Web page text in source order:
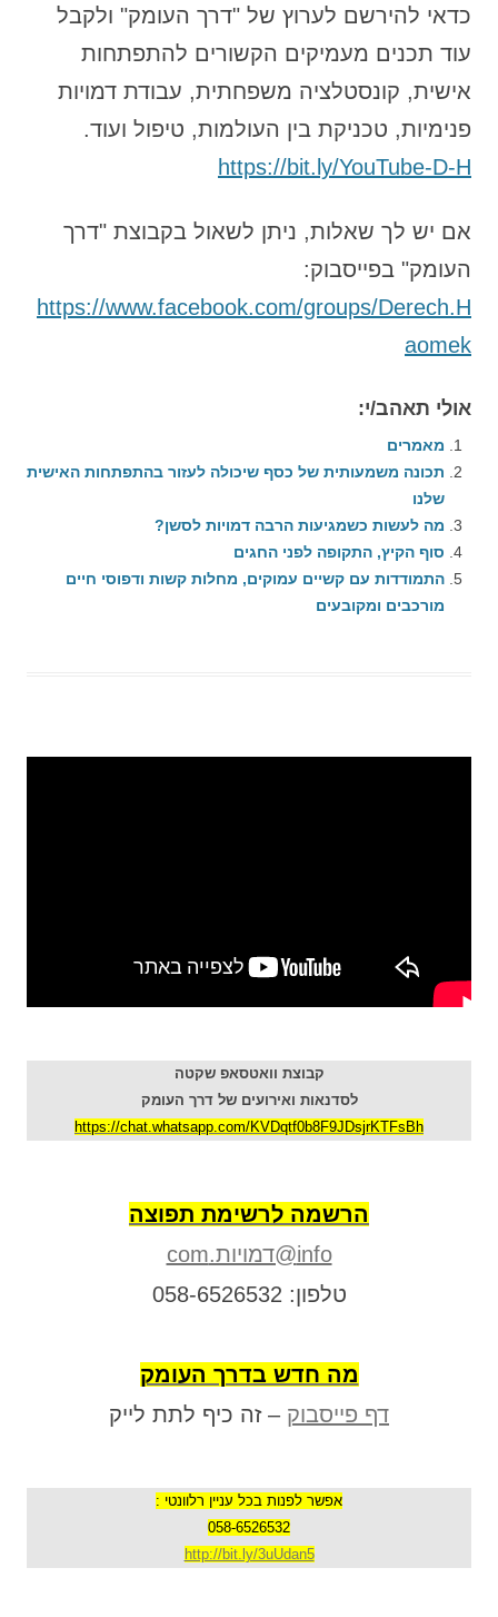
כדאי להירשם לערוץ של "דרך העומק" ולקבל
עוד תכנים מעמיקים הקשורים להתפתחות
אישית, קונסטלציה משפחתית, עבודת דמויות
פנימיות, טכניקת בין העולמות, טיפול ועוד.
https://bit.ly/YouTube-D-H
אם יש לך שאלות, ניתן לשאול בקבוצת "דרך
העומק" בפייסבוק:
https://www.facebook.com/groups/Derech.H
aomek
אולי תאהב/י:
מאמרים
תכונה משמעותית של כסף שיכולה לעזור בהתפתחות האישית
שלנו
מה לעשות כשמגיעות הרבה דמויות לסשן?
סוף הקיץ, התקופה לפני החגים
התמודדות עם קשיים עמוקים, מחלות קשות ודפוסי חיים
מורכבים ומקובעים
קבוצת וואטסאפ שקטה
לסדנאות ואירועים של דרך העומק
https://chat.whatsapp.com/KVDqtf0b8F9JDsjrKTFsBh
הרשמה לרשימת תפוצה
info@דמויות.com
טלפון: 058-6526532
מה חדש בדרך העומק
דף פייסבוק – זה כיף לתת לייק
אפשר לפנות בכל עניין רלוונטי :
058-6526532
http://bit.ly/3uUdan5